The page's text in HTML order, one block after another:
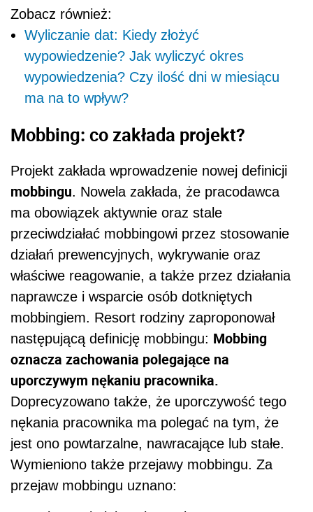
Zobacz również:
Wyliczanie dat: Kiedy złożyć
wypowiedzenie? Jak wyliczyć okres
wypowiedzenia? Czy ilość dni w miesiącu
ma na to wpływ?
Mobbing: co zakłada projekt?
Projekt zakłada wprowadzenie nowej definicji
mobbingu. Nowela zakłada, że pracodawca
ma obowiązek aktywnie oraz stale
przeciwdziałać mobbingowi przez stosowanie
działań prewencyjnych, wykrywanie oraz
właściwe reagowanie, a także przez działania
naprawcze i wsparcie osób dotkniętych
mobbingiem. Resort rodziny zaproponował
następującą definicję mobbingu: Mobbing
oznacza zachowania polegające na
uporczywym nękaniu pracownika.
Doprecyzowano także, że uporczywość tego
nękania pracownika ma polegać na tym, że
jest ono powtarzalne, nawracające lub stałe.
Wymieniono także przejawy mobbingu. Za
przejaw mobbingu uznano: